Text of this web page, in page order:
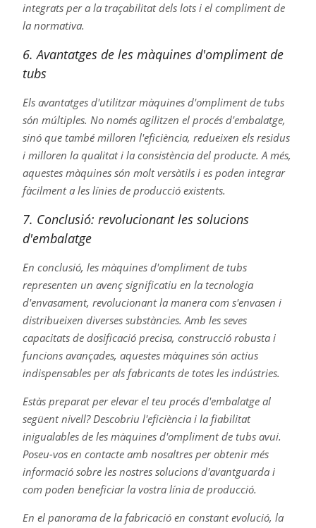
integrats per a la traçabilitat dels lots i el compliment de
la normativa.
6. Avantatges de les màquines d'ompliment de
tubs
Els avantatges d'utilitzar màquines d'ompliment de tubs
són múltiples. No només agilitzen el procés d'embalatge,
sinó que també milloren l'eficiència, redueixen els residus
i milloren la qualitat i la consistència del producte. A més,
aquestes màquines són molt versàtils i es poden integrar
fàcilment a les línies de producció existents.
7. Conclusió: revolucionant les solucions
d'embalatge
En conclusió, les màquines d'ompliment de tubs
representen un avenç significatiu en la tecnologia
d'envasament, revolucionant la manera com s'envasen i
distribueixen diverses substàncies. Amb les seves
capacitats de dosificació precisa, construcció robusta i
funcions avançades, aquestes màquines són actius
indispensables per als fabricants de totes les indústries.
Estàs preparat per elevar el teu procés d'embalatge al
següent nivell? Descobriu l'eficiència i la fiabilitat
inigualables de les màquines d'ompliment de tubs avui.
Poseu-vos en contacte amb nosaltres per obtenir més
informació sobre les nostres solucions d'avantguarda i
com poden beneficiar la vostra línia de producció.
En el panorama de la fabricació en constant evolució, la